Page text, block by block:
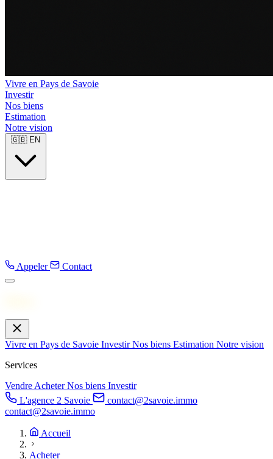
Vivre en Pays de Savoie
Investir
Nos biens
Estimation
Notre vision
🇬🇧 EN
Appeler Contact
Vivre en Pays de Savoie InvestirNos biens Estimation Notre vision
Services
VendreAcheterNos biens Investir
L'agence 2 Savoie
contact@2savoie.immo
contact@2savoie.immo
Accueil
Acheter